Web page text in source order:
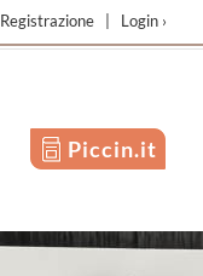
Registrazione| Login ›
Piccin.it